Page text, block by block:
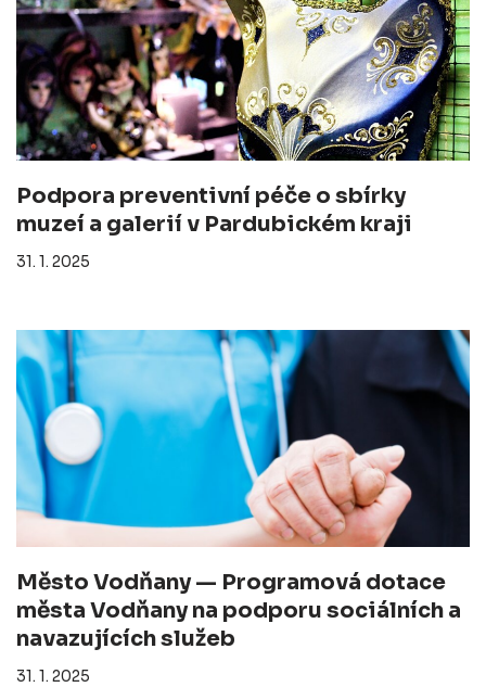
Podpora preventivní péče o sbírky
muzeí a galerií v Pardubickém kraji
31. 1. 2025
Město Vodňany — Programová dotace
města Vodňany na podporu sociálních a
navazujících služeb
31. 1. 2025